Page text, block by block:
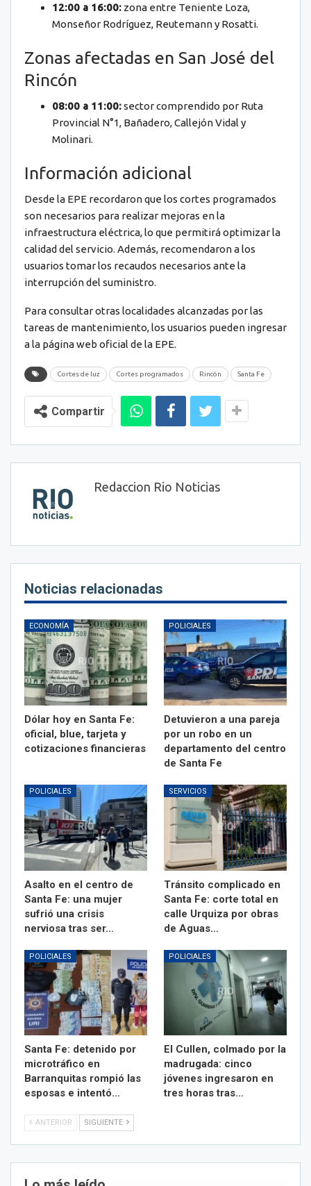
12:00 a 16:00: zona entre Teniente Loza,
Monseñor Rodríguez, Reutemann y Rosatti.
Zonas afectadas en San José del
Rincón
08:00 a 11:00:sector comprendido por Ruta
Provincial N°1, Bañadero, Callejón Vidal y
Molinari.
Información adicional
Desde la EPE recordaron que los cortes programados
son necesarios para realizar mejoras en la
infraestructura eléctrica, lo que permitirá optimizar la
calidad del servicio. Además, recomendaron a los
usuarios tomar los recaudos necesarios ante la
interrupción del suministro.
Para consultar otras localidades alcanzadas por las
tareas de mantenimiento, los usuarios pueden ingresar
a la página web oficial de la EPE.
Cortes de luz Cortes programados Rincón Santa Fe
Compartir
Redaccion Rio Noticias
Noticias relacionadas
ECONOMÍA
Dólar hoy en Santa Fe:
oficial, blue, tarjeta y
cotizaciones financieras
POLICIALES
Detuvieron a una pareja
por un robo en un
departamento del centro
de Santa Fe
POLICIALES
Asalto en el centro de
Santa Fe: una mujer
sufrió una crisis
nerviosa tras ser…
SERVICIOS
Tránsito complicado en
Santa Fe: corte total en
calle Urquiza por obras
de Aguas…
POLICIALES
Santa Fe: detenido por
microtráfico en
Barranquitas rompió las
esposas e intentó…
POLICIALES
El Cullen, colmado por la
madrugada: cinco
jóvenes ingresaron en
tres horas tras…
ANTERIOR SIGUIENTE